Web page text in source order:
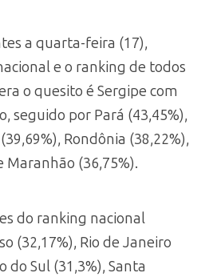
a quarta-feira (17),
e o ranking de todos
o quesito é Sergipe com
seguido por Pará (43,45%),
Rondônia (38,22%),
Maranhão (36,75%).
do ranking nacional
(32,17%), Rio de Janeiro
do Sul (31,3%), Santa